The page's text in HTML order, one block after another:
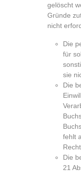
gelöscht
Gründe
nicht
Die
für
sie
Die
fehlt
Die
21